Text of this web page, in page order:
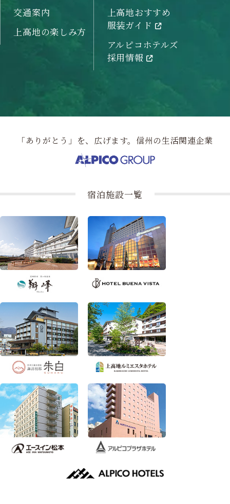
交通案内
上高地の楽しみ方
上高地おすすめ
服装ガイド
アルピコホテルズ
採用情報
「ありがとう」を、広げます。信州の生活関連企業
宿泊施設一覧